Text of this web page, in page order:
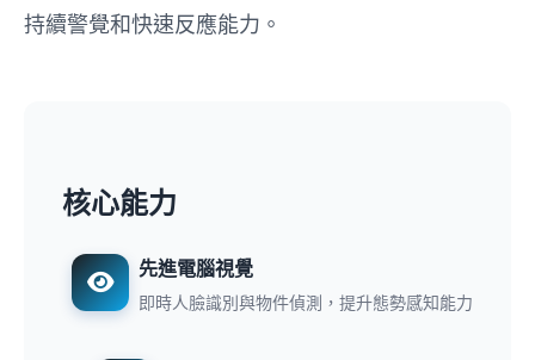
持續警覺和快速反應能力。
核心能力
先進電腦視覺
即時人臉識別與物件偵測，提升態勢感知能力